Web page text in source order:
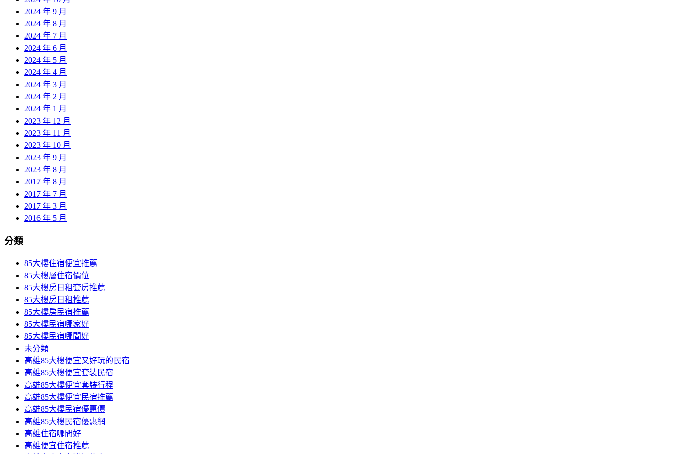
2024 年 9 月
2024 年 8 月
2024 年 7 月
2024 年 6 月
2024 年 5 月
2024 年 4 月
2024 年 3 月
2024 年 2 月
2024 年 1 月
2023 年 12 月
2023 年 11 月
2023 年 10 月
2023 年 9 月
2023 年 8 月
2017 年 8 月
2017 年 7 月
2017 年 3 月
2016 年 5 月
分類
85大樓住宿便宜推薦
85大樓層住宿價位
85大樓房日租套房推薦
85大樓房日租推薦
85大樓房民宿推薦
85大樓民宿哪家好
85大樓民宿哪間好
未分類
高雄85大樓便宜又好玩的民宿
高雄85大樓便宜套裝民宿
高雄85大樓便宜套裝行程
高雄85大樓便宜民宿推薦
高雄85大樓民宿優惠價
高雄85大樓民宿優惠網
高雄住宿哪間好
高雄便宜住宿推薦